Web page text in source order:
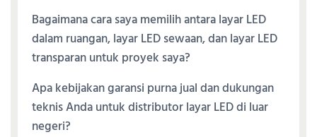
Bagaimana cara saya memilih antara layar LED
dalam ruangan, layar LED sewaan, dan layar LED
transparan untuk proyek saya?
Apa kebijakan garansi purna jual dan dukungan
teknis Anda untuk distributor layar LED di luar
negeri?